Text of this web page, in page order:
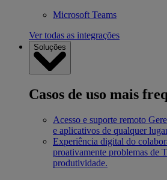
Microsoft Teams
Ver todas as integrações
Soluções
Casos de uso mais
Acesso e suporte remoto
e aplicativos de qualquer
Experiência digital do
proativamente problemas de
produtividade.